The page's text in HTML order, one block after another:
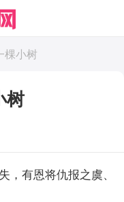
棵小树
树
有恩将仇报之虞、